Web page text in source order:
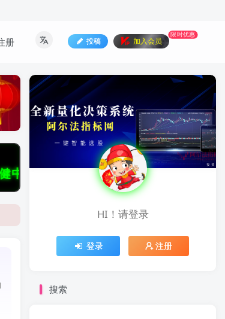
投稿 加入会员
限时优惠
册
于长虹里收获圆满！！阿尔法网精
08月05日
08月04日
【主图牛股】力作！主图可以定义股票位...
HI！请登录
登录 注册
搜索